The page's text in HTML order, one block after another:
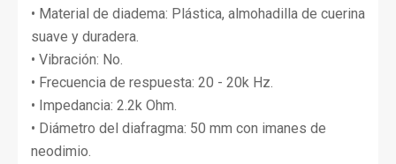
• Material de diadema: Plástica, almohadilla de cuerina
suave y duradera.
• Vibración: No.
• Frecuencia de respuesta: 20 - 20k Hz.
• Impedancia: 2.2k Ohm.
• Diámetro del diafragma: 50 mm con imanes de
neodimio.